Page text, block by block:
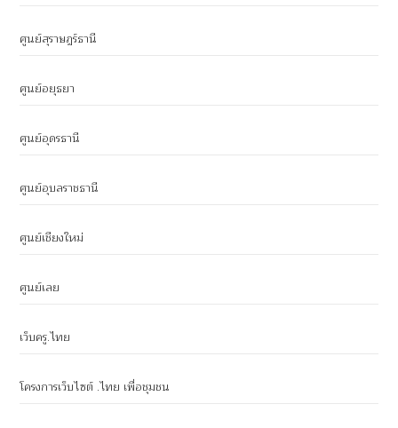
ศูนย์สุราษฎร์ธานี
ศูนย์อยุธยา
ศูนย์อุดรธานี
ศูนย์อุบลราชธานี
ศูนย์เชียงใหม่
ศูนย์เลย
เว็บครู.ไทย
โครงการเว็บไซต์ .ไทย เพื่อชุมชน